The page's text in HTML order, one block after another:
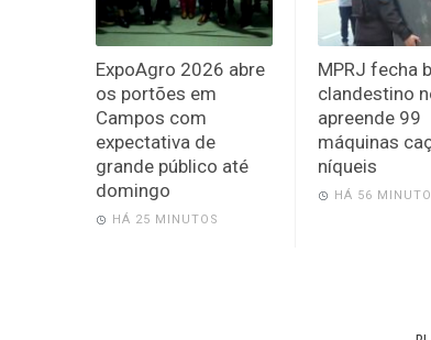
ExpoAgro 2026 abre
os portões em
Campos com
expectativa de
grande público até
domingo
HÁ 25 MINUTOS
MPRJ fecha
clandestino
apreende 99
máquinas
níqueis
HÁ 56